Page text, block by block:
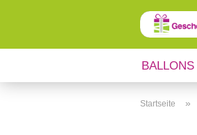
BALLONS
ANLÄSSE
Startseite »